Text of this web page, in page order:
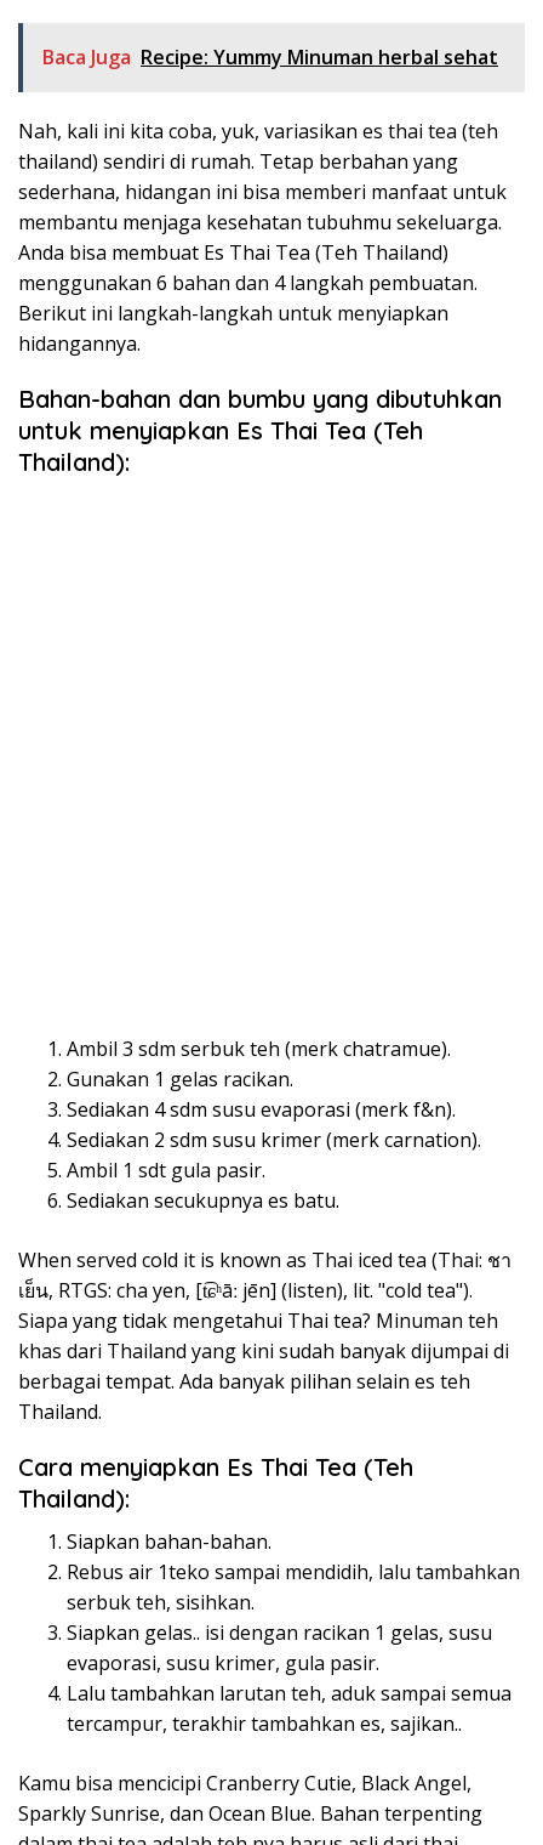
Baca Juga Recipe: Yummy Minuman herbal sehat
Nah, kali ini kita coba, yuk, variasikan es thai tea (teh
thailand) sendiri di rumah. Tetap berbahan yang
sederhana, hidangan ini bisa memberi manfaat untuk
membantu menjaga kesehatan tubuhmu sekeluarga.
Anda bisa membuat Es Thai Tea (Teh Thailand)
menggunakan 6 bahan dan 4 langkah pembuatan.
Berikut ini langkah-langkah untuk menyiapkan
hidangannya.
Bahan-bahan dan bumbu yang dibutuhkan
untuk menyiapkan Es Thai Tea (Teh
Thailand):
Ambil 3 sdm serbuk teh (merk chatramue).
Gunakan 1 gelas racikan.
Sediakan 4 sdm susu evaporasi (merk f&n).
Sediakan 2 sdm susu krimer (merk carnation).
Ambil 1 sdt gula pasir.
Sediakan secukupnya es batu.
When served cold it is known as Thai iced tea (Thai: ชา
เย็น, RTGS: cha yen, [t͡ɕʰāː jēn] (listen), lit. "cold tea").
Siapa yang tidak mengetahui Thai tea? Minuman teh
khas dari Thailand yang kini sudah banyak dijumpai di
berbagai tempat. Ada banyak pilihan selain es teh
Thailand.
Cara menyiapkan Es Thai Tea (Teh
Thailand):
Siapkan bahan-bahan.
Rebus air 1teko sampai mendidih, lalu tambahkan
serbuk teh, sisihkan.
Siapkan gelas.. isi dengan racikan 1 gelas, susu
evaporasi, susu krimer, gula pasir.
Lalu tambahkan larutan teh, aduk sampai semua
tercampur, terakhir tambahkan es, sajikan..
Kamu bisa mencicipi Cranberry Cutie, Black Angel,
Sparkly Sunrise, dan Ocean Blue. Bahan terpenting